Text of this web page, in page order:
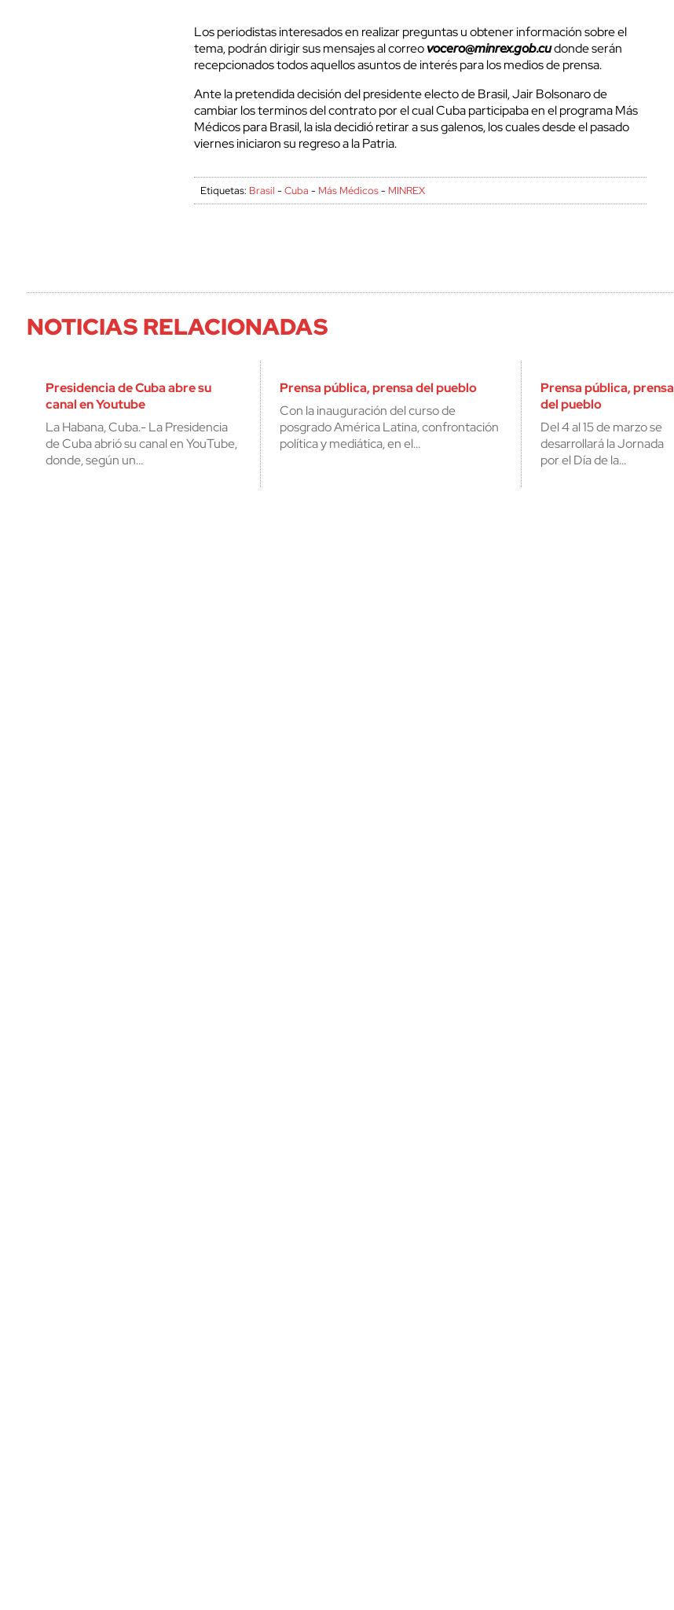
Los periodistas interesados en realizar preguntas u obtener información sobre el
tema, podrán dirigir sus mensajes al correovocero@minrex.gob.cudonde serán
recepcionados todos aquellos asuntos de interés para los medios de prensa.
Ante la pretendida decisión del presidente electo de Brasil, Jair Bolsonaro de
cambiar los terminos del contrato por el cual Cuba participaba en el programa Más
Médicos para Brasil, la isla decidió retirar a sus galenos, los cuales desde el pasado
viernes iniciaron su regreso a la Patria.
Etiquetas: Brasil -Cuba - Más Médicos- MINREX
NOTICIAS RELACIONADAS
Presidencia de Cuba abre su
canal en Youtube
La Habana, Cuba.- La Presidencia
de Cuba abrió su canal en YouTube,
donde, según un…
Prensa pública, prensa del pueblo
Con la inauguración del curso de
posgrado América Latina, confrontación
política y mediática, en el…
Prensa pública, prensa
del pueblo
Del 4 al 15 de marzo se
desarrollará la Jornada
por el Día de la…